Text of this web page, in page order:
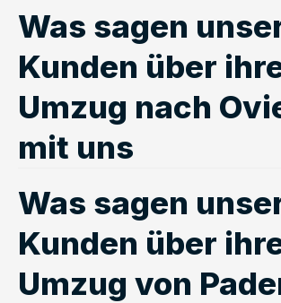
Was sagen
Kunden über
Umzug nach
mit uns
Was sagen
Kunden über
Umzug von